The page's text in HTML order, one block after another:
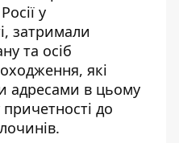
у
затримали
та осіб
які
адресами в цьому
причетності до